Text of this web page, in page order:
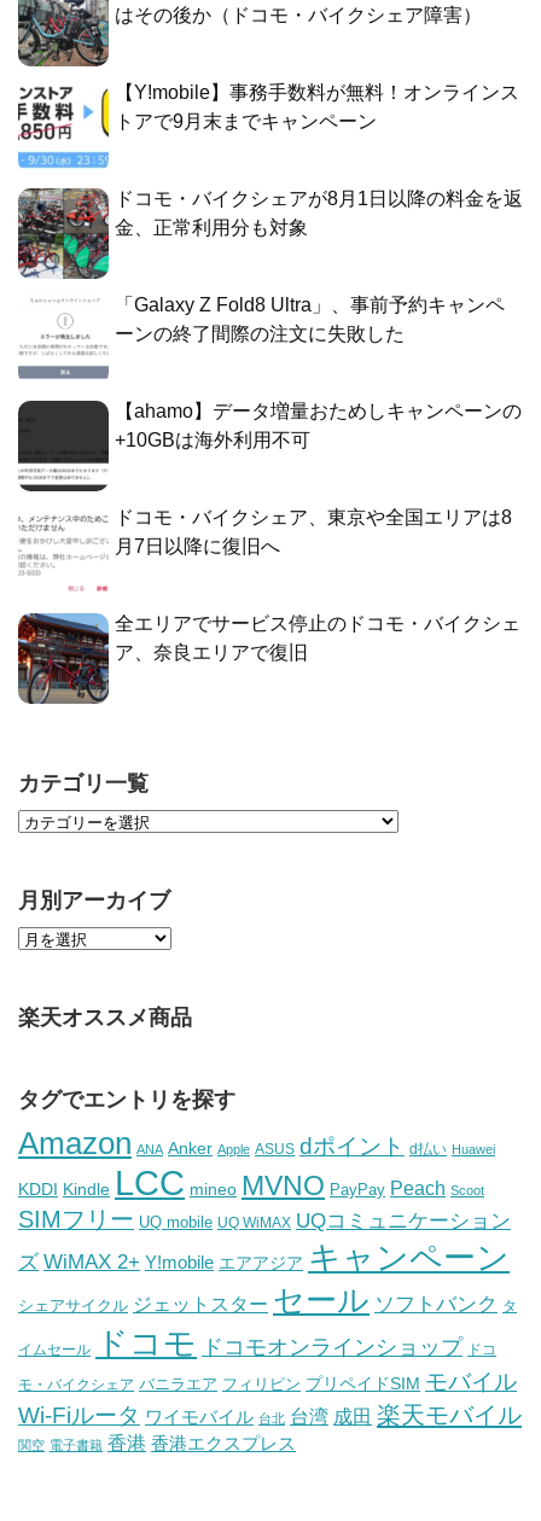
はその後か（ドコモ・バイクシェア障害）
【Y!mobile】事務手数料が無料！オンラインス
トアで9月末までキャンペーン
ドコモ・バイクシェアが8月1日以降の料金を返
金、正常利用分も対象
「Galaxy Z Fold8 Ultra」、事前予約キャンペ
ーンの終了間際の注文に失敗した
【ahamo】データ増量おためしキャンペーンの
+10GBは海外利用不可
ドコモ・バイクシェア、東京や全国エリアは8
月7日以降に復旧へ
全エリアでサービス停止のドコモ・バイクシェ
ア、奈良エリアで復旧
カテゴリ一覧
月別アーカイブ
楽天オススメ商品
タグでエントリを探す
Amazon ANA Anker Apple ASUS dポイント d払い Huawei
KDDI Kindle LCC mineo MVNO PayPay Peach Scoot
SIMフリー UQ mobile UQ WiMAX UQコミュニケーション
ズ WiMAX 2+ Y!mobile エアアジア キャンペーン
シェアサイクル ジェットスター セール ソフトバンク タ
イムセール ドコモ ドコモオンラインショップ ドコ
モ・バイクシェア バニラエア フィリピン プリペイドSIM モバイル
Wi-Fiルータ ワイモバイル 台北 台湾 成田 楽天モバイル
関空 電子書籍 香港 香港エクスプレス